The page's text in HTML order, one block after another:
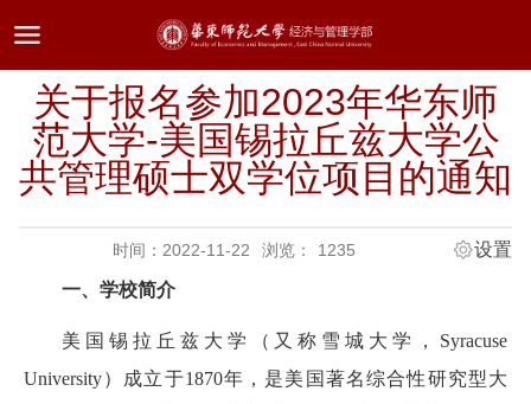
关于报名参加2023年华东师
范大学-美国锡拉丘兹大学公
共管理硕士双学位项目的通知
时间：2022-11-22 浏览： 1235
设置
一、学校简介
美国锡拉丘兹大学（又称雪城大学，Syracuse
University）成立于1870年，是美国著名综合性研究型大